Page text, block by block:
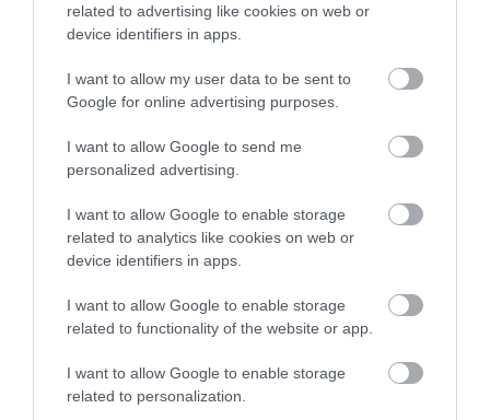
related to advertising like cookies on web or
device identifiers in apps.
I want to allow my user data to be sent to
Google for online advertising purposes.
I want to allow Google to send me
personalized advertising.
I want to allow Google to enable storage
related to analytics like cookies on web or
device identifiers in apps.
I want to allow Google to enable storage
related to functionality of the website or app.
I want to allow Google to enable storage
related to personalization.
ZÁPOROK, ZIVATAROK KIALAKULHATNAK
KÉT AUTÓ ÜTKÖZÖTT BOGÁCSON, A
MENTŐK IS A HELYSZÍNRE ÉRKE...
2026. augusztus 06|Riasztó